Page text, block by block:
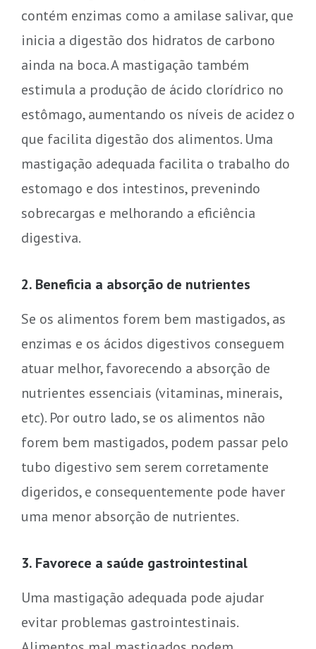
contém enzimas como a amilase salivar, que
inicia a digestão dos hidratos de carbono
ainda na boca. A mastigação também
estimula a produção de ácido clorídrico no
estômago, aumentando os níveis de acidez o
que facilita digestão dos alimentos. Uma
mastigação adequada facilita o trabalho do
estomago e dos intestinos, prevenindo
sobrecargas e melhorando a eficiência
digestiva.
2. Beneficia a absorção de nutrientes
Se os alimentos forem bem mastigados, as
enzimas e os ácidos digestivos conseguem
atuar melhor, favorecendo a absorção de
nutrientes essenciais (vitaminas, minerais,
etc). Por outro lado, se os alimentos não
forem bem mastigados, podem passar pelo
tubo digestivo sem serem corretamente
digeridos, e consequentemente pode haver
uma menor absorção de nutrientes.
3. Favorece a saúde gastrointestinal
Uma mastigação adequada pode ajudar
evitar problemas gastrointestinais.